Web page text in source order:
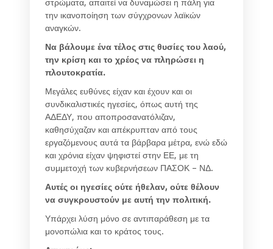
στρώματα, απαιτεί να δυναμώσει η πάλη για
την ικανοποίηση των σύγχρονων λαϊκών
αναγκών.
Να βάλουμε ένα τέλος στις θυσίες του λαού,
την κρίση και το χρέος να πληρώσει η
πλουτοκρατία.
Μεγάλες ευθύνες είχαν και έχουν και οι
συνδικαλιστικές ηγεσίες, όπως αυτή της
ΑΔΕΔΥ, που αποπροσανατόλιζαν,
καθησύχαζαν και απέκρυπταν από τους
εργαζόμενους αυτά τα βάρβαρα μέτρα, ενώ εδώ
και χρόνια είχαν ψηφιστεί στην ΕΕ, με τη
συμμετοχή των κυβερνήσεων ΠΑΣΟΚ – ΝΔ.
Αυτές οι ηγεσίες ούτε ήθελαν, ούτε θέλουν
να συγκρουστούν με αυτή την πολιτική.
Υπάρχει λύση μόνο σε αντιπαράθεση με τα
μονοπώλια και το κράτος τους.